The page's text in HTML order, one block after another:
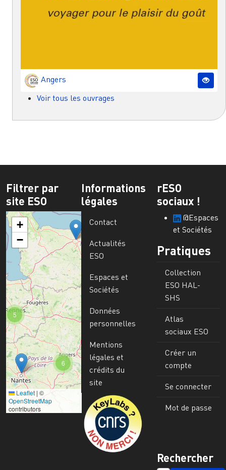
Angers
Voir tous les ouvrages
Filtrer par
site ESO
6
5
+
−
Leaflet | ©
OpenStreetMap
contributors
Informations
légales
Contact
Actualités
ESO
Espaces et
Sociétés
Données
personnelles
Mentions
légales et
crédits du
site
Image
rESO
sociaux !
@Espaces
et Sociétés
Pratiques
Collection
ESO HAL-
SHS
Atlas
sociaux ESO
Créer un
compte
Se connecter
Mot de passe
Rechercher